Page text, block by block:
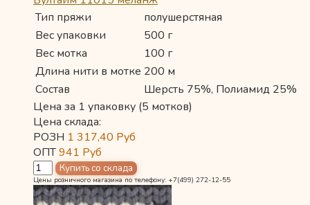
Тип пряжи
полушерстяная
Вес упаковки
500 г
Вес мотка
100 г
Длина нити в мотке 200 м
Состав
Шерсть 75%, Полиамид 25%
Цена за 1 упаковку (5 мотков)
Цена склада:
РОЗН 1 317,40 Руб
ОПТ941 Руб
Цены розничного магазина по телефону: +7(499) 272-12-55